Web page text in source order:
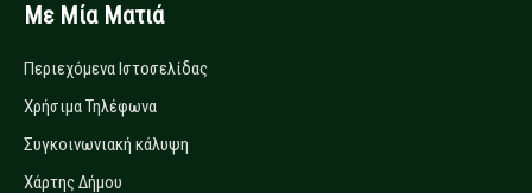
Με Μία Ματιά
Περιεχόμενα Ιστοσελίδας
Χρήσιμα Τηλέφωνα
Συγκοινωνιακή κάλυψη
Χάρτης Δήμου